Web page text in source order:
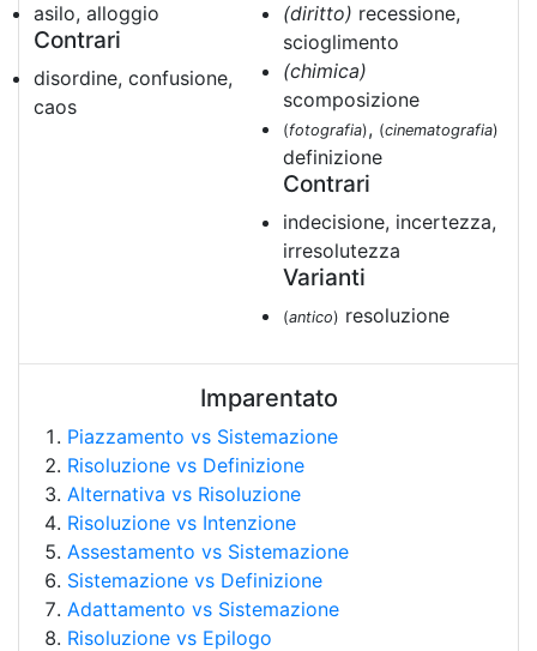
asilo, alloggio
Contrari
disordine, confusione,
caos
(diritto) recessione,
scioglimento
(chimica)
scomposizione
(fotografia), (cinematografia)
definizione
Contrari
indecisione, incertezza,
irresolutezza
Varianti
(antico) resoluzione
Imparentato
Piazzamento vs Sistemazione
Risoluzione vs Definizione
Alternativa vs Risoluzione
Risoluzione vs Intenzione
Assestamento vs Sistemazione
Sistemazione vs Definizione
Adattamento vs Sistemazione
Risoluzione vs Epilogo